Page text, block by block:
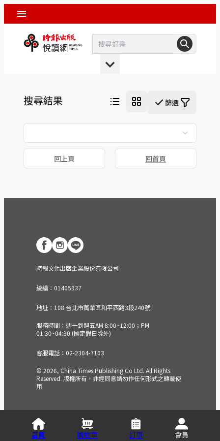
搜尋結果 篩選
回上頁 回首頁
時報文化出版企業股份有限公司
統編：01405937
地址：108 台北市萬華區和平西路3段240號
服務時間：週一到週五AM 8:00~12:00；PM
01:30~04:30 (國定假日除外)
客服電話：02-2304-7103
© 2026, China Times Publishing Co Ltd. All Rights
Reserved. 版權所有，非經同意請勿作任何形式之轉載使
用
首頁 購物車 訂單 會員